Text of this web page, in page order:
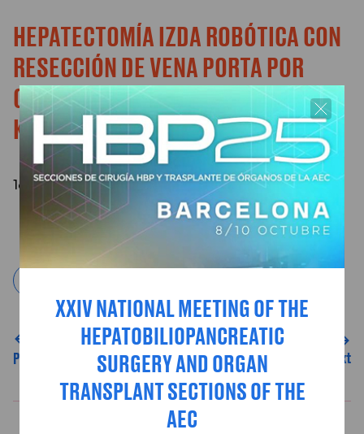
HEPATECTOMÍA IZDA ROBÓTICA CON
RESECCIÓN DE VENA PORTA POR
COLANGIOCARCINOMA HILIAR
KLATSKIN IIIB
1er Premio del Congreso Nacional de Cirugía 2024
Previous Next
XXIV NATIONAL MEETING OF THE
HEPATOBILIOPANCREATIC
SURGERY AND ORGAN
TRANSPLANT SECTIONS OF THE
AEC